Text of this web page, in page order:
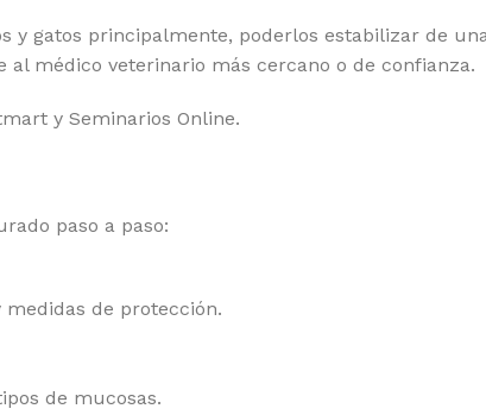
y gatos principalmente, poderlos estabilizar de
médico veterinario más cercano o de confianza.
y Seminarios Online.
paso a paso:
medidas de protección.
de mucosas.